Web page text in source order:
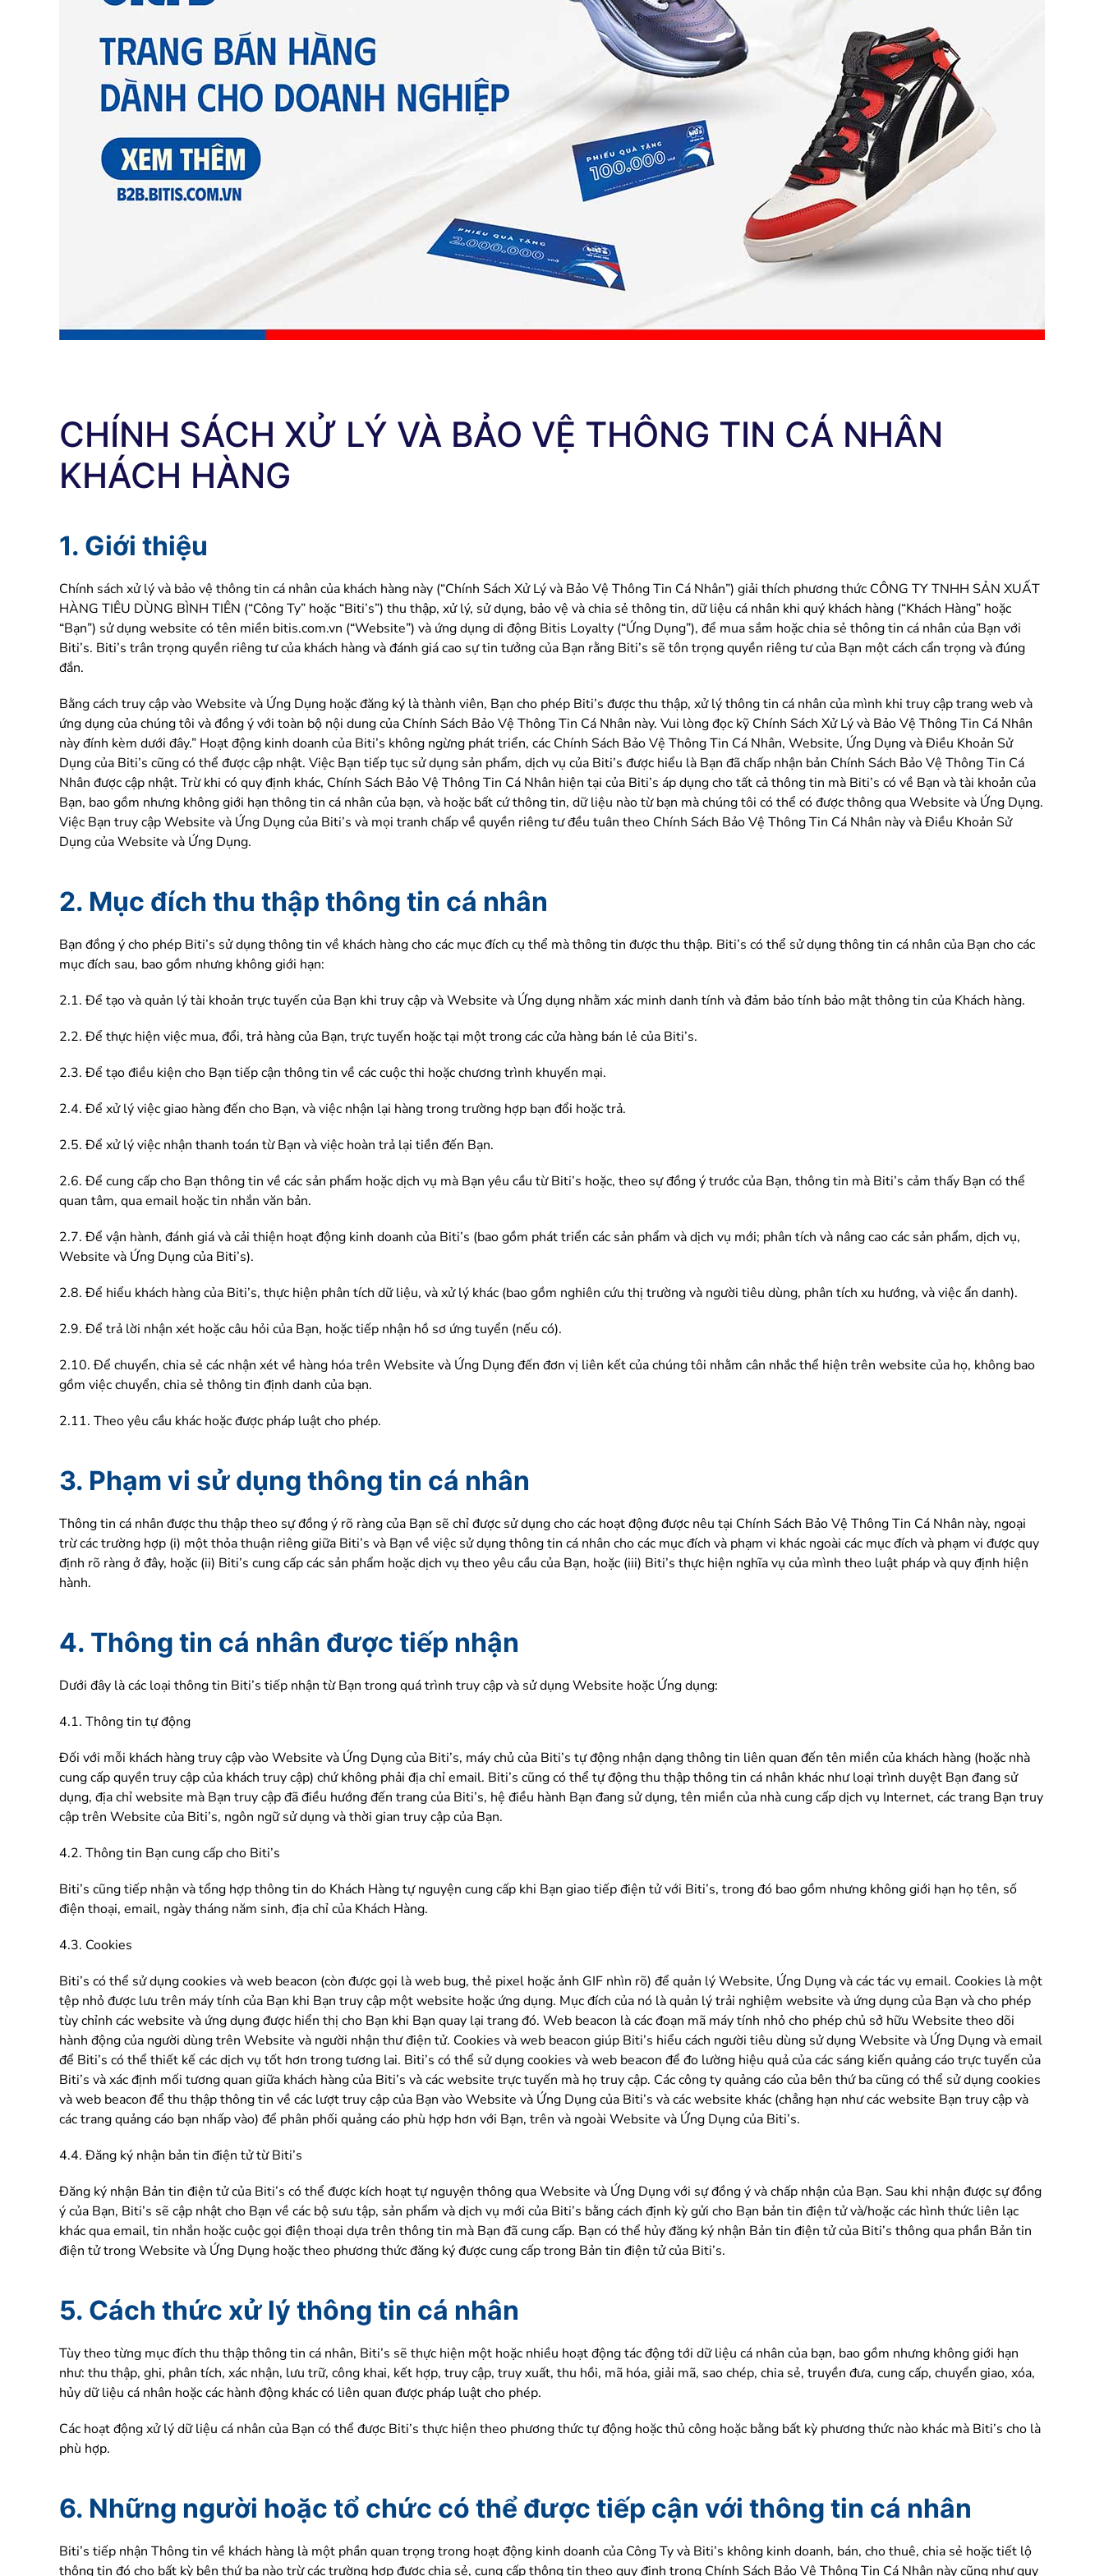
CHÍNH SÁCH XỬ LÝ VÀ BẢO VỆ THÔNG TIN CÁ NHÂN
KHÁCH HÀNG
1. Giới thiệu
Chính sách xử lý và bảo vệ thông tin cá nhân của khách hàng này (“Chính Sách Xử Lý và Bảo Vệ Thông Tin Cá Nhân”) giải thích phương thức CÔNG TY TNHH SẢN XUẤT
HÀNG TIÊU DÙNG BÌNH TIÊN (“Công Ty” hoặc “Biti’s”) thu thập, xử lý, sử dụng, bảo vệ và chia sẻ thông tin, dữ liệu cá nhân khi quý khách hàng (“Khách Hàng” hoặc
“Bạn”) sử dụng website có tên miền bitis.com.vn (“Website”) và ứng dụng di động Bitis Loyalty (“Ứng Dụng”), để mua sắm hoặc chia sẻ thông tin cá nhân của Bạn với
Biti’s. Biti’s trân trọng quyền riêng tư của khách hàng và đánh giá cao sự tin tưởng của Bạn rằng Biti’s sẽ tôn trọng quyền riêng tư của Bạn một cách cẩn trọng và đúng
đắn.
Bằng cách truy cập vào Website và Ứng Dụng hoặc đăng ký là thành viên, Bạn cho phép Biti’s được thu thập, xử lý thông tin cá nhân của mình khi truy cập trang web và
ứng dụng của chúng tôi và đồng ý với toàn bộ nội dung của Chính Sách Bảo Vệ Thông Tin Cá Nhân này. Vui lòng đọc kỹ Chính Sách Xử Lý và Bảo Vệ Thông Tin Cá Nhân
này đính kèm dưới đây.” Hoạt động kinh doanh của Biti’s không ngừng phát triển, các Chính Sách Bảo Vệ Thông Tin Cá Nhân, Website, Ứng Dụng và Điều Khoản Sử
Dụng của Biti’s cũng có thể được cập nhật. Việc Bạn tiếp tục sử dụng sản phẩm, dịch vụ của Biti’s được hiểu là Bạn đã chấp nhận bản Chính Sách Bảo Vệ Thông Tin Cá
Nhân được cập nhật. Trừ khi có quy định khác, Chính Sách Bảo Vệ Thông Tin Cá Nhân hiện tại của Biti’s áp dụng cho tất cả thông tin mà Biti’s có về Bạn và tài khoản của
Bạn, bao gồm nhưng không giới hạn thông tin cá nhân của bạn, và hoặc bất cứ thông tin, dữ liệu nào từ bạn mà chúng tôi có thể có được thông qua Website và Ứng Dụng.
Việc Bạn truy cập Website và Ứng Dụng của Biti’s và mọi tranh chấp về quyền riêng tư đều tuân theo Chính Sách Bảo Vệ Thông Tin Cá Nhân này và Điều Khoản Sử
Dụng của Website và Ứng Dụng.
2. Mục đích thu thập thông tin cá nhân
Bạn đồng ý cho phép Biti’s sử dụng thông tin về khách hàng cho các mục đích cụ thể mà thông tin được thu thập. Biti’s có thể sử dụng thông tin cá nhân của Bạn cho các
mục đích sau, bao gồm nhưng không giới hạn:
2.1. Để tạo và quản lý tài khoản trực tuyến của Bạn khi truy cập và Website và Ứng dụng nhằm xác minh danh tính và đảm bảo tính bảo mật thông tin của Khách hàng.
2.2. Để thực hiện việc mua, đổi, trả hàng của Bạn, trực tuyến hoặc tại một trong các cửa hàng bán lẻ của Biti’s.
2.3. Để tạo điều kiện cho Bạn tiếp cận thông tin về các cuộc thi hoặc chương trình khuyến mại.
2.4. Để xử lý việc giao hàng đến cho Bạn, và việc nhận lại hàng trong trường hợp bạn đổi hoặc trả.
2.5. Để xử lý việc nhận thanh toán từ Bạn và việc hoàn trả lại tiền đến Bạn.
2.6. Để cung cấp cho Bạn thông tin về các sản phẩm hoặc dịch vụ mà Bạn yêu cầu từ Biti’s hoặc, theo sự đồng ý trước của Bạn, thông tin mà Biti’s cảm thấy Bạn có thể
quan tâm, qua email hoặc tin nhắn văn bản.
2.7. Để vận hành, đánh giá và cải thiện hoạt động kinh doanh của Biti’s (bao gồm phát triển các sản phẩm và dịch vụ mới; phân tích và nâng cao các sản phẩm, dịch vụ,
Website và Ứng Dụng của Biti’s).
2.8. Để hiểu khách hàng của Biti’s, thực hiện phân tích dữ liệu, và xử lý khác (bao gồm nghiên cứu thị trường và người tiêu dùng, phân tích xu hướng, và việc ẩn danh).
2.9. Để trả lời nhận xét hoặc câu hỏi của Bạn, hoặc tiếp nhận hồ sơ ứng tuyển (nếu có).
2.10. Để chuyển, chia sẻ các nhận xét về hàng hóa trên Website và Ứng Dụng đến đơn vị liên kết của chúng tôi nhằm cân nhắc thể hiện trên website của họ, không bao
gồm việc chuyển, chia sẻ thông tin định danh của bạn.
2.11. Theo yêu cầu khác hoặc được pháp luật cho phép.
3. Phạm vi sử dụng thông tin cá nhân
Thông tin cá nhân được thu thập theo sự đồng ý rõ ràng của Bạn sẽ chỉ được sử dụng cho các hoạt động được nêu tại Chính Sách Bảo Vệ Thông Tin Cá Nhân này, ngoại
trừ các trường hợp (i) một thỏa thuận riêng giữa Biti’s và Bạn về việc sử dụng thông tin cá nhân cho các mục đích và phạm vi khác ngoài các mục đích và phạm vi được quy
định rõ ràng ở đây, hoặc (ii) Biti’s cung cấp các sản phẩm hoặc dịch vụ theo yêu cầu của Bạn, hoặc (iii) Biti’s thực hiện nghĩa vụ của mình theo luật pháp và quy định hiện
hành.
4. Thông tin cá nhân được tiếp nhận
Dưới đây là các loại thông tin Biti’s tiếp nhận từ Bạn trong quá trình truy cập và sử dụng Website hoặc Ứng dụng:
4.1. Thông tin tự động
Đối với mỗi khách hàng truy cập vào Website và Ứng Dụng của Biti’s, máy chủ của Biti’s tự động nhận dạng thông tin liên quan đến tên miền của khách hàng (hoặc nhà
cung cấp quyền truy cập của khách truy cập) chứ không phải địa chỉ email. Biti’s cũng có thể tự động thu thập thông tin cá nhân khác như loại trình duyệt Bạn đang sử
dụng, địa chỉ website mà Bạn truy cập đã điều hướng đến trang của Biti’s, hệ điều hành Bạn đang sử dụng, tên miền của nhà cung cấp dịch vụ Internet, các trang Bạn truy
cập trên Website của Biti’s, ngôn ngữ sử dụng và thời gian truy cập của Bạn.
4.2. Thông tin Bạn cung cấp cho Biti’s
Biti’s cũng tiếp nhận và tổng hợp thông tin do Khách Hàng tự nguyện cung cấp khi Bạn giao tiếp điện tử với Biti’s, trong đó bao gồm nhưng không giới hạn họ tên, số
điện thoại, email, ngày tháng năm sinh, địa chỉ của Khách Hàng.
4.3. Cookies
Biti’s có thể sử dụng cookies và web beacon (còn được gọi là web bug, thẻ pixel hoặc ảnh GIF nhìn rõ) để quản lý Website, Ứng Dụng và các tác vụ email. Cookies là một
tệp nhỏ được lưu trên máy tính của Bạn khi Bạn truy cập một website hoặc ứng dụng. Mục đích của nó là quản lý trải nghiệm website và ứng dụng của Bạn và cho phép
tùy chỉnh các website và ứng dụng được hiển thị cho Bạn khi Bạn quay lại trang đó. Web beacon là các đoạn mã máy tính nhỏ cho phép chủ sở hữu Website theo dõi
hành động của người dùng trên Website và người nhận thư điện tử. Cookies và web beacon giúp Biti’s hiểu cách người tiêu dùng sử dụng Website và Ứng Dụng và email
để Biti’s có thể thiết kế các dịch vụ tốt hơn trong tương lai. Biti’s có thể sử dụng cookies và web beacon để đo lường hiệu quả của các sáng kiến quảng cáo trực tuyến của
Biti’s và xác định mối tương quan giữa khách hàng của Biti’s và các website trực tuyến mà họ truy cập. Các công ty quảng cáo của bên thứ ba cũng có thể sử dụng cookies
và web beacon để thu thập thông tin về các lượt truy cập của Bạn vào Website và Ứng Dụng của Biti’s và các website khác (chẳng hạn như các website Bạn truy cập và
các trang quảng cáo bạn nhấp vào) để phân phối quảng cáo phù hợp hơn với Bạn, trên và ngoài Website và Ứng Dụng của Biti’s.
4.4. Đăng ký nhận bản tin điện tử từ Biti’s
Đăng ký nhận Bản tin điện tử của Biti’s có thể được kích hoạt tự nguyện thông qua Website và Ứng Dụng với sự đồng ý và chấp nhận của Bạn. Sau khi nhận được sự đồng
ý của Bạn, Biti’s sẽ cập nhật cho Bạn về các bộ sưu tập, sản phẩm và dịch vụ mới của Biti’s bằng cách định kỳ gửi cho Bạn bản tin điện tử và/hoặc các hình thức liên lạc
khác qua email, tin nhắn hoặc cuộc gọi điện thoại dựa trên thông tin mà Bạn đã cung cấp. Bạn có thể hủy đăng ký nhận Bản tin điện tử của Biti’s thông qua phần Bản tin
điện tử trong Website và Ứng Dụng hoặc theo phương thức đăng ký được cung cấp trong Bản tin điện tử của Biti’s.
5. Cách thức xử lý thông tin cá nhân
Tùy theo từng mục đích thu thập thông tin cá nhân, Biti’s sẽ thực hiện một hoặc nhiều hoạt động tác động tới dữ liệu cá nhân của bạn, bao gồm nhưng không giới hạn
như: thu thập, ghi, phân tích, xác nhận, lưu trữ, công khai, kết hợp, truy cập, truy xuất, thu hồi, mã hóa, giải mã, sao chép, chia sẻ, truyền đưa, cung cấp, chuyển giao, xóa,
hủy dữ liệu cá nhân hoặc các hành động khác có liên quan được pháp luật cho phép.
Các hoạt động xử lý dữ liệu cá nhân của Bạn có thể được Biti’s thực hiện theo phương thức tự động hoặc thủ công hoặc bằng bất kỳ phương thức nào khác mà Biti’s cho là
phù hợp.
6. Những người hoặc tổ chức có thể được tiếp cận với thông tin cá nhân
Biti’s tiếp nhận Thông tin về khách hàng là một phần quan trọng trong hoạt động kinh doanh của Công Ty và Biti’s không kinh doanh, bán, cho thuê, chia sẻ hoặc tiết lộ
thông tin đó cho bất kỳ bên thứ ba nào trừ các trường hợp được chia sẻ, cung cấp thông tin theo quy định trong Chính Sách Bảo Vệ Thông Tin Cá Nhân này cũng như quy